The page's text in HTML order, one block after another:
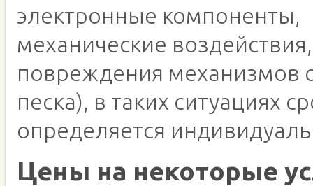
электронные компоненты,
механические воздействия,
повреждения механизмов
песка), в таких ситуациях
определяется
Цены на некоторые